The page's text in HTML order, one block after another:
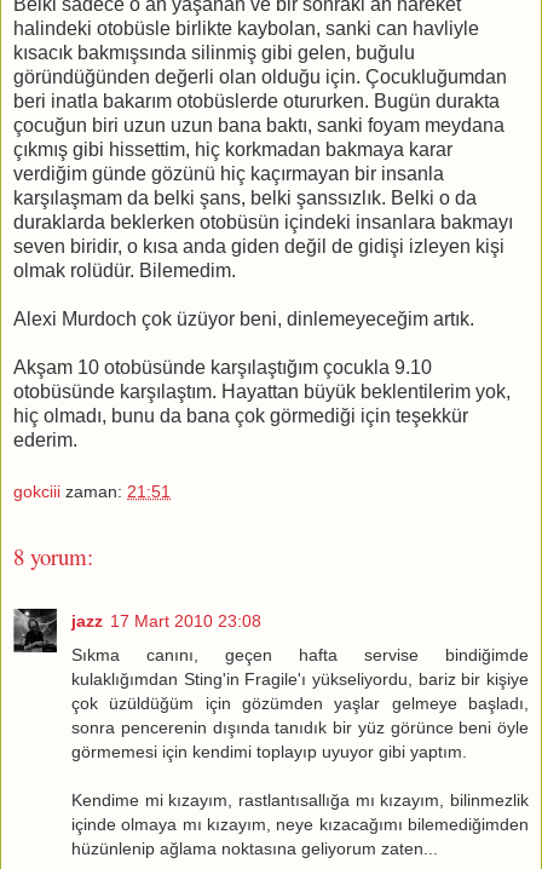
halindeki otobüsle birlikte kaybolan, sanki can havliyle
kısacık bakmışsında silinmiş gibi gelen, buğulu
göründüğünden değerli olan olduğu için. Çocukluğumdan
beri inatla bakarım otobüslerde otururken. Bugün durakta
çocuğun biri uzun uzun bana baktı, sanki foyam meydana
çıkmış gibi hissettim, hiç korkmadan bakmaya karar
verdiğim günde gözünü hiç kaçırmayan bir insanla
karşılaşmam da belki şans, belki şanssızlık. Belki o da
duraklarda beklerken otobüsün içindeki insanlara bakmayı
seven biridir, o kısa anda giden değil de gidişi izleyen kişi
olmak rolüdür. Bilemedim.
Alexi Murdoch çok üzüyor beni, dinlemeyeceğim artık.
Akşam 10 otobüsünde karşılaştığım çocukla 9.10
otobüsünde karşılaştım. Hayattan büyük beklentilerim yok,
hiç olmadı, bunu da bana çok görmediği için teşekkür
ederim.
gokciii zaman: 21:51
8 yorum:
jazz 17 Mart 2010 23:08
Sıkma canını, geçen hafta servise bindiğimde
kulaklığımdan Sting'in Fragile'ı yükseliyordu, bariz bir kişiye
çok üzüldüğüm için gözümden yaşlar gelmeye başladı,
sonra pencerenin dışında tanıdık bir yüz görünce beni öyle
görmemesi için kendimi toplayıp uyuyor gibi yaptım.
Kendime mi kızayım, rastlantısallığa mı kızayım, bilinmezlik
içinde olmaya mı kızayım, neye kızacağımı bilemediğimden
hüzünlenip ağlama noktasına geliyorum zaten...